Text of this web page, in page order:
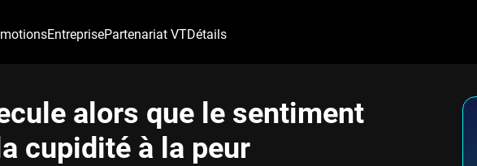
EntreprisePartenariat VTDétails
alors que le sentiment
cupidité à la peur